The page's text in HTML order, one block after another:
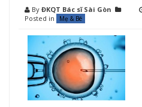
By ĐKQT Bác sĩ Sài Gòn
Posted in
Mẹ & Bé